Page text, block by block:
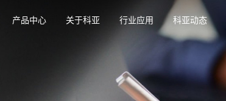
产品中心 关于科亚 行业应用 科亚动态